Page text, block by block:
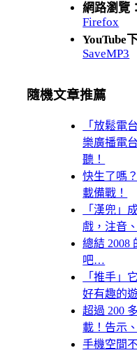
網路瀏覽
Firefox
YouTube
SaveMP3
隨機文章推薦
「放鬆電
樂廣播電
聽！
快生了嗎
載備戰！
「漢兜」
戲，注音
總結 2008
吧…
「推手」
好有趣的
超過 200
載！告示
手機空間